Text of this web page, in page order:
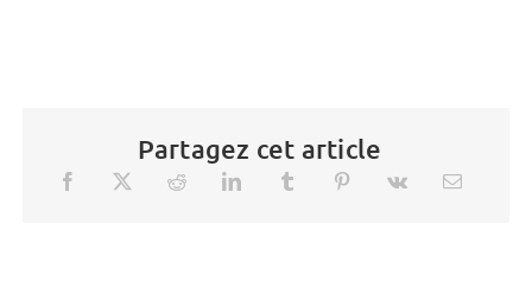
Partagez cet article